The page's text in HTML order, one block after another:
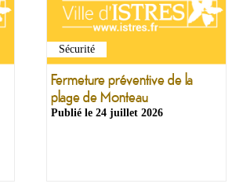
Sécurité
Fermeture préventive de la
plage de Monteau
Publié le 24 juillet 2026